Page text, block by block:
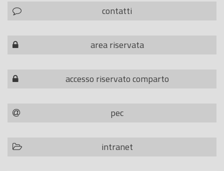
contatti
area riservata
accesso riservato comparto
pec
intranet